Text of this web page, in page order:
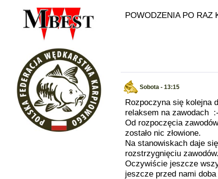
POWODZENIA PO RAZ
Sobota - 13:15
Rozpoczyna się kolejna
relaksem na zawodach
Od rozpoczęcia
zostało nic złowione.
Na stanowiskach daje
rozstrzygnięciu
Oczywiście jeszcze
jeszcze przed nami